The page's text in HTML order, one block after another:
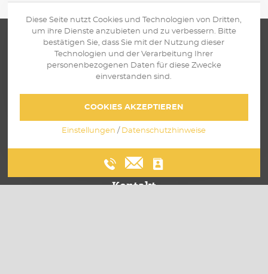
Über uns
Leistungen
Einblicke
Karriere
Kontakt
Diese Seite nutzt Cookies und Technologien von Dritten,
um ihre Dienste anzubieten und zu verbessern. Bitte
bestätigen Sie, dass Sie mit der Nutzung dieser
Technologien und der Verarbeitung Ihrer
personenbezogenen Daten für diese Zwecke
einverstanden sind.
COOKIES AKZEPTIEREN
Einstellungen / Datenschutzhinweise